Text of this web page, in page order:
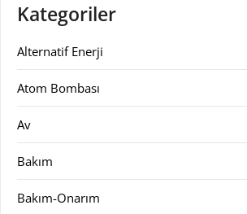
Kategoriler
Alternatif Enerji
Atom Bombası
Av
Bakım
Bakım-Onarım